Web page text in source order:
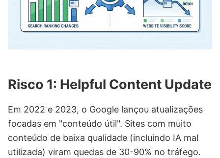
Risco 1: Helpful Content Update
Em 2022 e 2023, o Google lançou atualizações
focadas em "conteúdo útil". Sites com muito
conteúdo de baixa qualidade (incluindo IA mal
utilizada) viram quedas de 30-90% no tráfego.